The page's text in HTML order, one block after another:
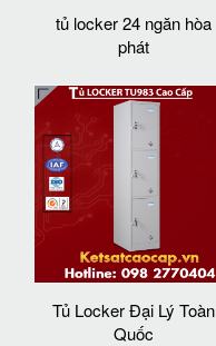
tủ locker 24 ngăn hòa
phát
Tủ Locker Đại Lý Toàn
Quốc